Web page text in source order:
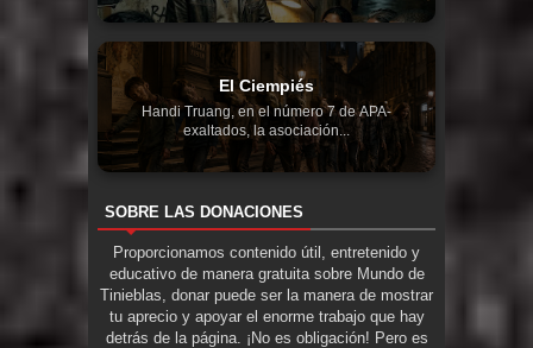
El Ciempiés
Handi Truang, en el número 7 de APA-
exaltados, la asociación...
SOBRE LAS DONACIONES
Proporcionamos contenido útil, entretenido y
educativo de manera gratuita sobre Mundo de
Tinieblas, donar puede ser la manera de mostrar
tu aprecio y apoyar el enorme trabajo que hay
detrás de la página. ¡No es obligación! Pero es